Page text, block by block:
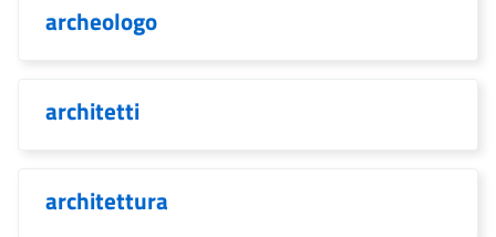
archeologo
architetti
architettura